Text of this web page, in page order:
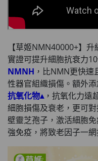
【草姬NMN40000+】升
實證可提升細胞抗衰力
NMNH ，比NMN更快
性器官組織損傷。額外
抗氧化物▴，抗氧化力遠
細胞損傷及衰老，更可
壁靈芝孢子，激活細胞
強免疫，將致老因子一網